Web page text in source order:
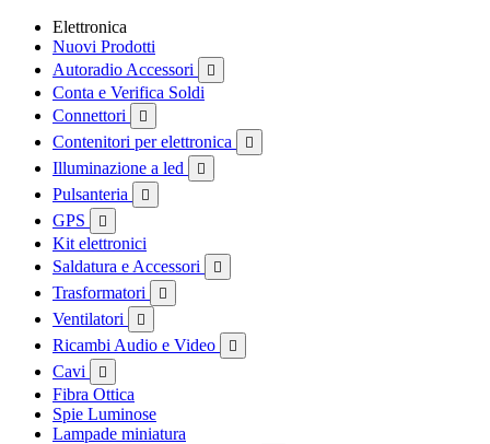
Elettronica
Nuovi Prodotti
Autoradio Accessori

Conta e Verifica Soldi
Connettori

Contenitori per elettronica 
Illuminazione a led 
Pulsanteria 
GPS 
Kit elettronici
Saldatura e Accessori

Trasformatori 
Ventilatori 
Ricambi Audio e Video 
Cavi 
Fibra Ottica
Spie Luminose
Lampade miniatura